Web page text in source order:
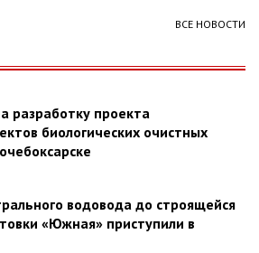
ВСЕ НОВОСТИ
разработку проекта
биологических очистных
водовода до строящейся
«Южная» приступили в